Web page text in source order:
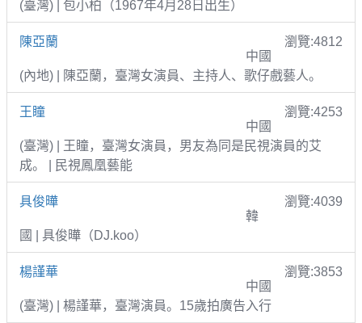
(臺灣) | 包小柏（1967年4月28日出生）
陳亞蘭
瀏覽:4812
中國
(內地) | 陳亞蘭，臺灣女演員、主持人、歌仔戲藝人。
王瞳
瀏覽:4253
中國
(臺灣) | 王瞳，臺灣女演員，男友為同是民視演員的艾
成。 | 民視鳳凰藝能
具俊曄
瀏覽:4039
韓
國 | 具俊曄（DJ.koo）
楊謹華
瀏覽:3853
中國
(臺灣) | 楊謹華，臺灣演員。15歲拍廣告入行